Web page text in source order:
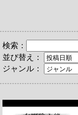
検索：
並び替え：
ジャンル：